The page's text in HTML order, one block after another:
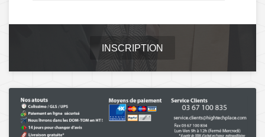
INSCRIPTION